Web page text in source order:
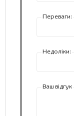
Переваги:
Недоліки:
Ваш відгук